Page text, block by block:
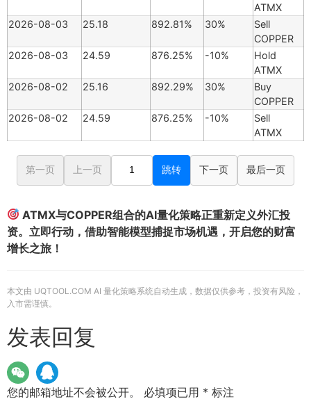
ATMX
2026-08-03
25.18 892.81% 30%
Sell
COPPER
2026-08-03
24.59 876.25% -10%
Hold
ATMX
2026-08-02
25.16 892.29% 30%
Buy
COPPER
2026-08-02
24.59 876.25% -10%
Sell
ATMX
第一页 上一页 跳转 下一页 最后一页
ATMX与COPPER组合的AI量化策略正重新定义外汇投
资。立即行动，借助智能模型捕捉市场机遇，开启您的财富
增长之旅！
本文由 UQTOOL.COM AI 量化策略系统自动生成，数据仅供参考，投资有风险，
入市需谨慎。
发表回复
您的邮箱地址不会被公开。 必填项已用 * 标注